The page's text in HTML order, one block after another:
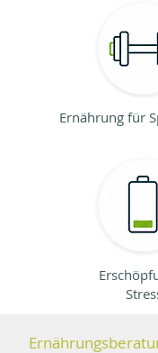
Ernährung für